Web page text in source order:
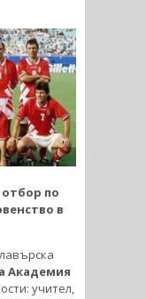
по
в
Академия
учител,